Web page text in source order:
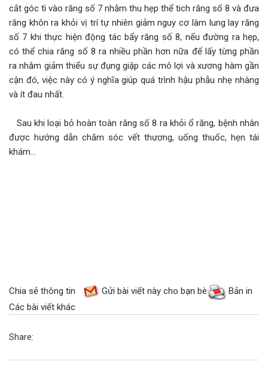
cắt góc tì vào răng số 7 nhằm thu hẹp thể tich răng số 8 và đưa
răng khôn ra khỏi vị trí tự nhiên giảm nguy cơ làm lung lay răng
số 7 khi thực hiện động tác bẩy răng số 8, nếu đường ra hẹp,
có thể chia răng số 8 ra nhiều phần hơn nữa để lấy từng phần
ra nhằm giảm thiểu sự đụng giập các mô lợi và xương hàm gần
cận đó, việc này có ý nghĩa giúp quá trình hậu phẫu nhẹ nhàng
và ít đau nhất.
Sau khi loại bỏ hoàn toàn răng số 8 ra khỏi ổ răng, bệnh nhân
được hướng dẫn chăm sóc vết thương, uống thuốc, hẹn tái
khám...
Chia sẻ thông tin Gửi bài viết này cho bạn bè
Bản in
Các bài viết khác
Share: